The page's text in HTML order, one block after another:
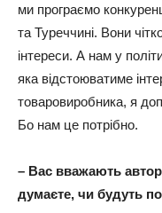
ми програємо
та Туреччині. Вони
інтереси. А нам у
яка відстоюватиме
товаровиробника, я
Бо нам це потрібно.
– Вас вважають
думаєте, чи будуть